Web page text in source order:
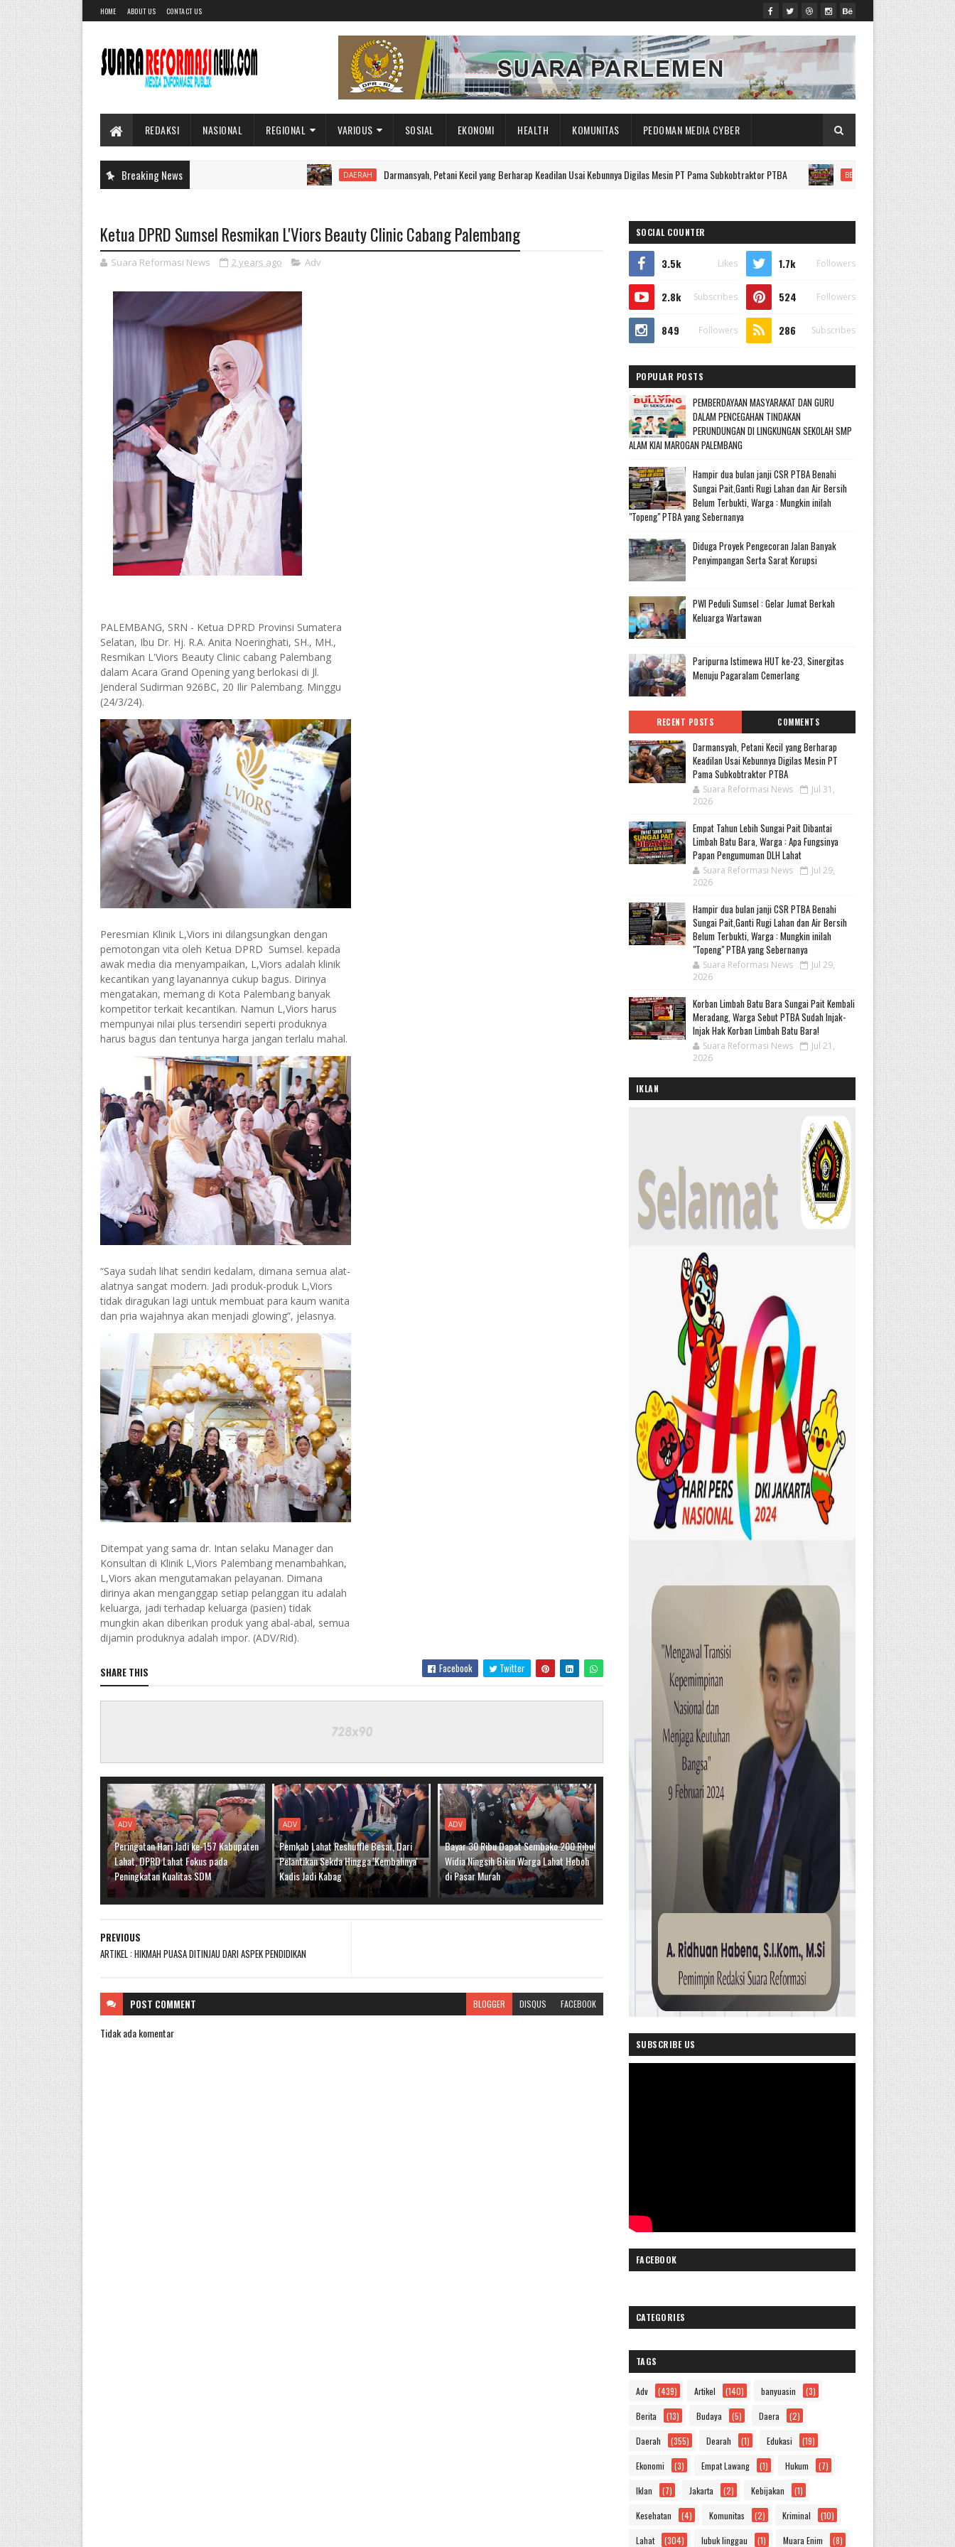
HOME ABOUT US CONTACT US
REDAKSI NASIONAL REGIONAL VARIOUS SOSIAL EKONOMI HEALTH KOMUNITAS PEDOMAN MEDIA CYBER
Breaking News DAERAH Darmansyah, Petani Kecil yang Berharap Keadilan Usai Kebunnya Digilas Mesin PT Pama Subkobtraktor PTBA BERITA Empat Tahun Lebih Sungai Pait
Ketua DPRD Sumsel Resmikan L'Viors Beauty Clinic Cabang Palembang
Suara Reformasi News 2 years ago Adv
PALEMBANG, SRN - Ketua DPRD Provinsi Sumatera
Selatan, Ibu Dr. Hj. R.A. Anita Noeringhati, SH., MH.,
Resmikan L'Viors Beauty Clinic cabang Palembang
dalam Acara Grand Opening yang berlokasi di Jl.
Jenderal Sudirman 926BC, 20 Ilir Palembang. Minggu
(24/3/24).
Peresmian Klinik L,Viors ini dilangsungkan dengan
pemotongan vita oleh Ketua DPRD Sumsel. kepada
awak media dia menyampaikan, L,Viors adalah klinik
kecantikan yang layanannya cukup bagus. Dirinya
mengatakan, memang di Kota Palembang banyak
kompetitor terkait kecantikan. Namun L,Viors harus
mempunyai nilai plus tersendiri seperti produknya
harus bagus dan tentunya harga jangan terlalu mahal.
“Saya sudah lihat sendiri kedalam, dimana semua alat-
alatnya sangat modern. Jadi produk-produk L,Viors
tidak diragukan lagi untuk membuat para kaum wanita
dan pria wajahnya akan menjadi glowing”, jelasnya.
Ditempat yang sama dr. Intan selaku Manager dan
Konsultan di Klinik L,Viors Palembang menambahkan,
L,Viors akan mengutamakan pelayanan. Dimana
dirinya akan menganggap setiap pelanggan itu adalah
keluarga, jadi terhadap keluarga (pasien) tidak
mungkin akan diberikan produk yang abal-abal, semua
dijamin produknya adalah impor. (ADV/Rid).
SHARE THIS Facebook Twitter
ADV
Peringatan Hari Jadi ke-157 Kabupaten
Lahat, DPRD Lahat Fokus pada
Peningkatan Kualitas SDM
ADV
Pemkab Lahat Reshuffle Besar, Dari
Pelantikan Sekda Hingga 'Kembalinya'
Kadis Jadi Kabag
ADV
Bayar 30 Ribu Dapat Sembako 200 Ribu!
Widia Ningsih Bikin Warga Lahat Heboh
di Pasar Murah
PREVIOUS
ARTIKEL : HIKMAH PUASA DITINJAU DARI ASPEK PENDIDIKAN
POST COMMENT BLOGGER DISQUS FACEBOOK
Tidak ada komentar
SOCIAL COUNTER
3.5k Likes 1.7k Followers
2.8k Subscribes 524 Followers
849 Followers 286 Subscribes
POPULAR POSTS
PEMBERDAYAAN MASYARAKAT DAN GURU
DALAM PENCEGAHAN TINDAKAN
PERUNDUNGAN DI LINGKUNGAN SEKOLAH SMP
ALAM KIAI MAROGAN PALEMBANG
Hampir dua bulan janji CSR PTBA Benahi
Sungai Pait,Ganti Rugi Lahan dan Air Bersih
Belum Terbukti, Warga : Mungkin inilah
"Topeng" PTBA yang Sebernanya
Diduga Proyek Pengecoran Jalan Banyak
Penyimpangan Serta Sarat Korupsi
PWI Peduli Sumsel : Gelar Jumat Berkah
Keluarga Wartawan
Paripurna Istimewa HUT ke-23, Sinergitas
Menuju Pagaralam Cemerlang
RECENT POSTS COMMENTS
Darmansyah, Petani Kecil yang Berharap
Keadilan Usai Kebunnya Digilas Mesin PT
Pama Subkobtraktor PTBA
Suara Reformasi News
Jul 31,
2026
Empat Tahun Lebih Sungai Pait Dibantai
Limbah Batu Bara, Warga : Apa Fungsinya
Papan Pengumuman DLH Lahat
Suara Reformasi News
Jul 29,
2026
Hampir dua bulan janji CSR PTBA Benahi
Sungai Pait,Ganti Rugi Lahan dan Air Bersih
Belum Terbukti, Warga : Mungkin inilah
"Topeng" PTBA yang Sebernanya
Suara Reformasi News
Jul 29,
2026
Korban Limbah Batu Bara Sungai Pait Kembali
Meradang, Warga Sebut PTBA Sudah Injak-
Injak Hak Korban Limbah Batu Bara!
Suara Reformasi News
Jul 21,
2026
IKLAN
SUBSCRIBE US
FACEBOOK
CATEGORIES
TAGS
Adv (439) Artikel (140) banyuasin (3)
Berita (13) Budaya (5) Daera (2)
Daerah (355) Dearah (1) Edukasi (19)
Ekonomi (3) Empat Lawang (1) Hukum (7)
Iklan (7) Jakarta (2) Kebijakan (1)
Kesehatan (4) Komunitas (2) Kriminal (10)
Lahat (304) lubuk linggau (1) Muara Enim (8)